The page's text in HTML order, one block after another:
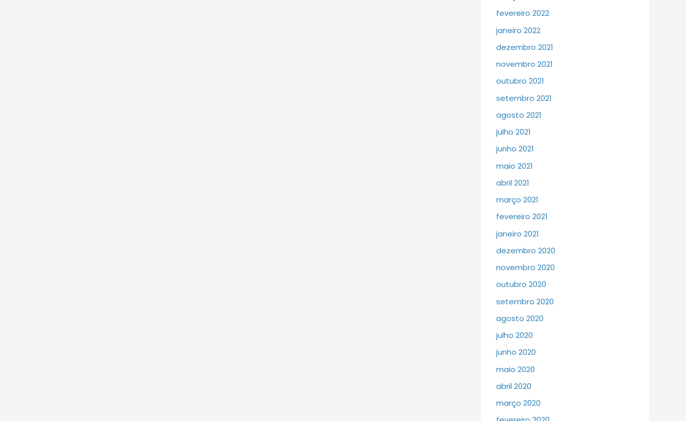
fevereiro 2022
janeiro 2022
dezembro 2021
novembro 2021
outubro 2021
setembro 2021
agosto 2021
julho 2021
junho 2021
maio 2021
abril 2021
março 2021
fevereiro 2021
janeiro 2021
dezembro 2020
novembro 2020
outubro 2020
setembro 2020
agosto 2020
julho 2020
junho 2020
maio 2020
abril 2020
março 2020